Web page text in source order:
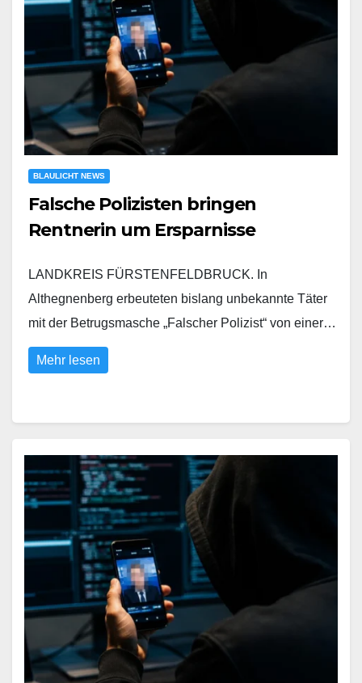
BLAULICHT NEWS
Falsche Polizisten bringen
Rentnerin um Ersparnisse
LANDKREIS FÜRSTENFELDBRUCK. In
Althegnenberg erbeuteten bislang unbekannte Täter
mit der Betrugsmasche „Falscher Polizist“ von einer…
Mehr lesen